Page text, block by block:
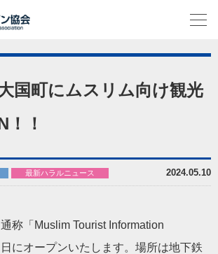
国町にムスリム向け観光
！！
2024.05.10
最新ハラルニュース
称「Muslim Tourist Information
にオープンいたします。場所は地下鉄